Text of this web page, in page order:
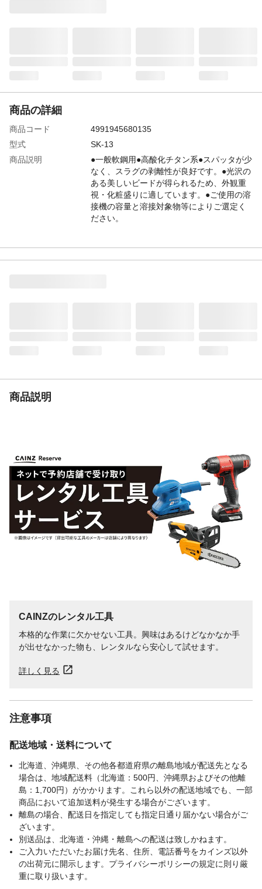
商品の詳細
商品コード
4991945680135
型式
SK-13
商品説明
●一般軟鋼用●高酸化チタン系●スパッタが少
なく、スラグの剥離性が良好です。●光沢の
ある美しいビードが得られるため、外観重
視・化粧盛りに適しています。●ご使用の溶
接機の容量と溶接対象物等によりご選定く
ださい。
商品説明
CAINZのレンタル工具
本格的な作業に欠かせない工具。興味はあるけどなかなか手
が出せなかった物も、レンタルなら安心して試せます。
詳しく見る
注意事項
配送地域・送料について
北海道、沖縄県、その他各都道府県の離島地域が配送先となる
場合は、地域配送料（北海道：500円、沖縄県およびその他離
島：1,700円）がかかります。これら以外の配送地域でも、一部
商品において追加送料が発生する場合がございます。
離島の場合、配送日を指定しても指定日通り届かない場合がご
ざいます。
別送品は、北海道・沖縄・離島への配送は致しかねます。
ご入力いただいたお届け先名、住所、電話番号をカインズ以外
の出荷元に開示します。プライバシーポリシーの規定に則り厳
重に取り扱います。